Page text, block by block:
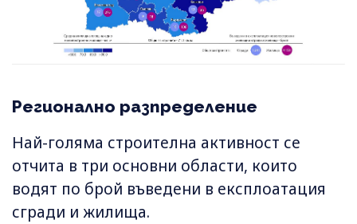
Регионално разпределение
Най-голяма строителна активност се
отчита в три основни области, които
водят по брой въведени в експлоатация
сгради и жилища.